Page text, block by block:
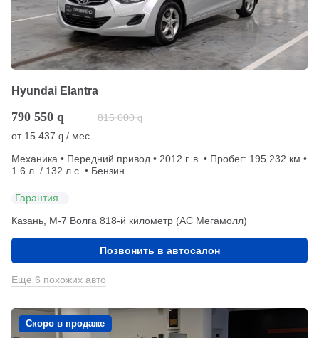
Hyundai Elantra
790 550 q 815 000 q
от 15 437 q / мес.
Механика • Передний привод • 2012 г. в. • Пробег: 195 232 км •
1.6 л. / 132 л.с. • Бензин
Гарантия
Казань, М-7 Волга 818-й километр (АС Мегамолл)
Позвонить в автосалон
Еще 6 похожих авто
Скоро в продаже